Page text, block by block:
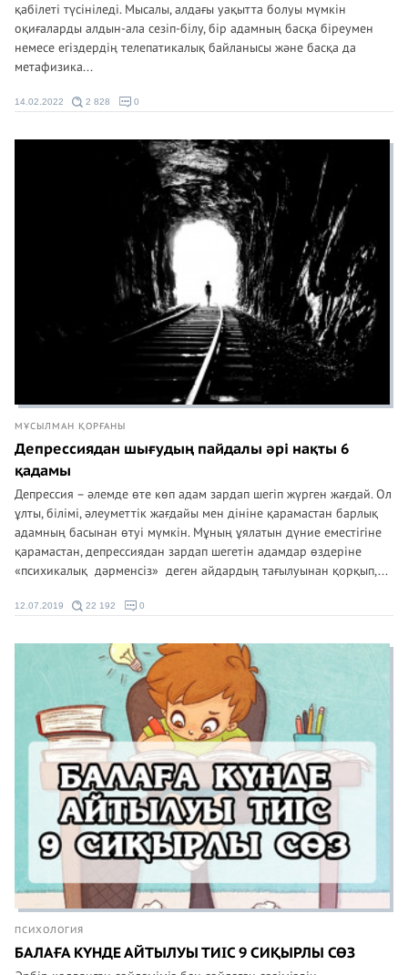
қабілеті түсініледі. Мысалы, алдағы уақытта болуы мүмкін
оқиғаларды алдын-ала сезіп-білу, бір адамның басқа біреумен
немесе егіздердің телепатикалық байланысы және басқа да
метафизика...
14.02.2022 2 828 0
МҰСЫЛМАН ҚОРҒАНЫ
Депрессиядан шығудың пайдалы әрі нақты 6
қадамы
Депрессия – әлемде өте көп адам зардап шегіп жүрген жағдай. Ол
ұлты, білімі, әлеуметтік жағдайы мен дініне қарамастан барлық
адамның басынан өтуі мүмкін. Мұның ұялатын дүние еместігіне
қарамастан, депрессиядан зардап шегетін адамдар өздеріне
«психикалық дәрменсіз» деген айдардың тағылуынан қорқып,...
12.07.2019 22 192 0
ПСИХОЛОГИЯ
БАЛАҒА КҮНДЕ АЙТЫЛУЫ ТИІС 9 СИҚЫРЛЫ СӨЗ